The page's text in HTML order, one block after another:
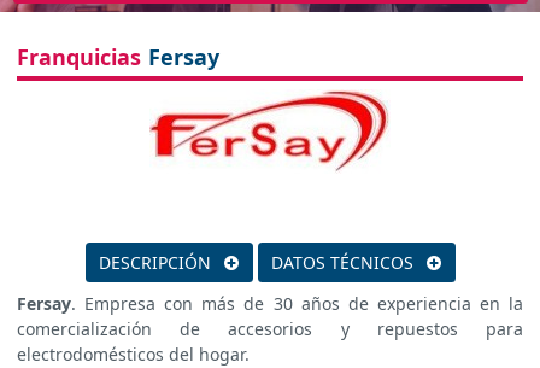
Franquicias Fersay
DESCRIPCIÓN
DATOS TÉCNICOS
Fersay. Empresa con más de 30 años de experiencia en la
comercialización de accesorios y repuestos para
electrodomésticos del hogar.